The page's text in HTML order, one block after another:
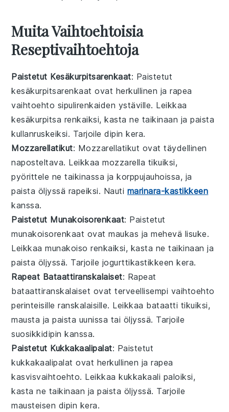
Muita Vaihtoehtoisia
Reseptivaihtoehtoja
Paistetut Kesäkurpitsarenkaat: Paistetut
kesäkurpitsarenkaat ovat herkullinen ja rapea
vaihtoehto sipulirenkaiden ystäville. Leikkaa
kesäkurpitsa renkaiksi, kasta ne taikinaan ja paista
kullanruskeiksi. Tarjoile dipin kera.
Mozzarellatikut: Mozzarellatikut ovat täydellinen
naposteltava. Leikkaa mozzarella tikuiksi,
pyörittele ne taikinassa ja korppujauhoissa, ja
paista öljyssä rapeiksi. Nauti marinara-kastikkeen
kanssa.
Paistetut Munakoisorenkaat: Paistetut
munakoisorenkaat ovat maukas ja mehevä lisuke.
Leikkaa munakoiso renkaiksi, kasta ne taikinaan ja
paista öljyssä. Tarjoile jogurttikastikkeen kera.
Rapeat Bataattiranskalaiset: Rapeat
bataattiranskalaiset ovat terveellisempi vaihtoehto
perinteisille ranskalaisille. Leikkaa bataatti tikuiksi,
mausta ja paista uunissa tai öljyssä. Tarjoile
suosikkidipin kanssa.
Paistetut Kukkakaalipalat: Paistetut
kukkakaalipalat ovat herkullinen ja rapea
kasvisvaihtoehto. Leikkaa kukkakaali paloiksi,
kasta ne taikinaan ja paista öljyssä. Tarjoile
mausteisen dipin kera.